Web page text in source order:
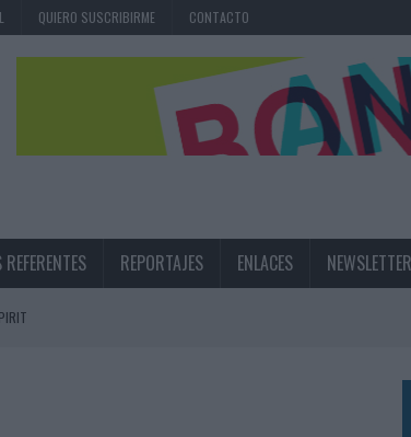
QUIERO SUSCRIBIRME CONTACTO
REPORTAJES ENLACES NEWSLETTER
EL ORIGEN BARCELONÉS